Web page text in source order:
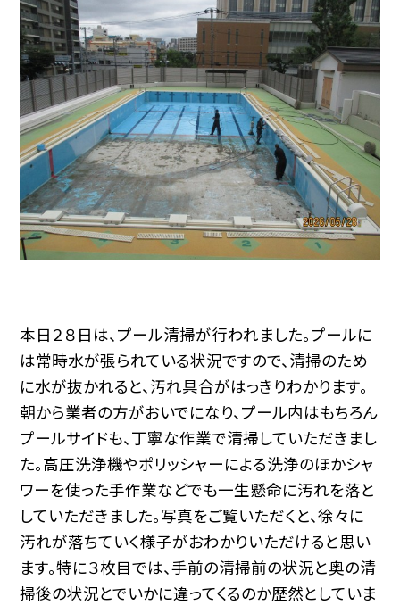
本日２８日は、プール清掃が行われました。プールに
は常時水が張られている状況ですので、清掃のため
に水が抜かれると、汚れ具合がはっきりわかります。
朝から業者の方がおいでになり、プール内はもちろん
プールサイドも、丁寧な作業で清掃していただきまし
た。高圧洗浄機やポリッシャーによる洗浄のほかシャ
ワーを使った手作業などでも一生懸命に汚れを落と
していただきました。写真をご覧いただくと、徐々に
汚れが落ちていく様子がおわかりいただけると思い
ます。特に３枚目では、手前の清掃前の状況と奥の清
掃後の状況とでいかに違ってくるのか歴然としていま